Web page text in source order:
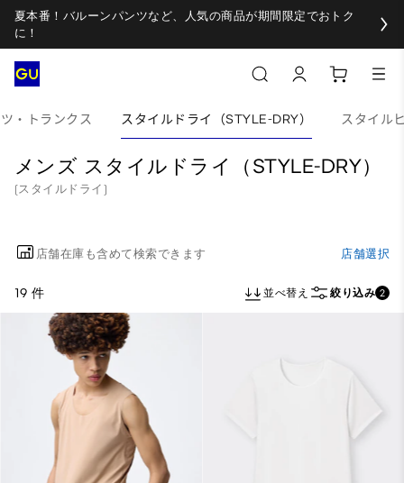
夏本番！バルーンパンツなど、人気の商品が期間限定でおトク
に！
・トランクス スタイルドライ（STYLE-DRY） スタイル
メンズ スタイルドライ（STYLE-DRY）
(スタイルドライ)
店舗在庫も含めて検索できます 店舗選択
19 件 並べ替え 絞り込み 2